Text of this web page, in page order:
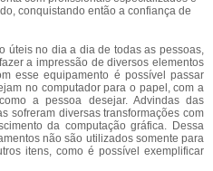
conquistando então a confiança de
úteis no dia a dia de todas as pessoas,
a impressão de diversos elementos
esse equipamento é possível passar
no computador para o papel, com a
a pessoa desejar. Advindas das
sofreram diversas transformações com
da computação gráfica. Dessa
não são utilizados somente para
itens, como é possível exemplificar